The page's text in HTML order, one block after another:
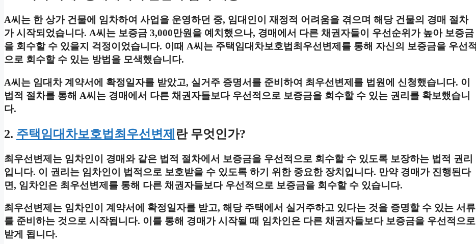
A씨는 한 상가 건물에 임차하여 사업을 운영하던 중, 임대인이 재정적 어려움을 겪으며 해당 건물의 경매 절차
가 시작되었습니다. A씨는 보증금 3,000만원을 예치했으나, 경매에서 다른 채권자들이 우선순위가 높아 보증금
을 회수할 수 있을지 걱정이었습니다. 이때 A씨는 주택임대차보호법최우선변제를 통해 자신의 보증금을 우선적
으로 회수할 수 있는 방법을 모색했습니다.
A씨는 임대차 계약서에 확정일자를 받았고, 실거주 증명서를 준비하여 최우선변제를 법원에 신청했습니다. 이
법적 절차를 통해 A씨는 경매에서 다른 채권자들보다 우선적으로 보증금을 회수할 수 있는 권리를 확보했습니
다.
2. 주택임대차보호법최우선변제 란 무엇인가?
최우선변제는 임차인이 경매와 같은 법적 절차에서 보증금을 우선적으로 회수할 수 있도록 보장하는 법적 권리
입니다. 이 권리는 임차인이 법적으로 보호받을 수 있도록 하기 위한 중요한 장치입니다. 만약 경매가 진행된다
면, 임차인은 최우선변제를 통해 다른 채권자들보다 우선적으로 보증금을 회수할 수 있습니다.
최우선변제는 임차인이 계약서에 확정일자를 받고, 해당 주택에서 실거주하고 있다는 것을 증명할 수 있는 서류
를 준비하는 것으로 시작됩니다. 이를 통해 경매가 시작될 때 임차인은 다른 채권자들보다 보증금을 우선적으로
받게 됩니다.